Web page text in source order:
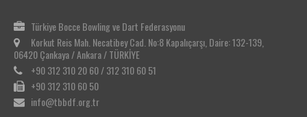
Türkiye Bocce Bowling ve Dart Federasyonu
Korkut Reis Mah. Necatibey Cad. No:8 Kapalıçarşı, Daire: 132-139,
06420 Çankaya / Ankara / TÜRKİYE
+90 312 310 20 60 / 312 310 60 51
+90 312 310 60 50
info@tbbdf.org.tr